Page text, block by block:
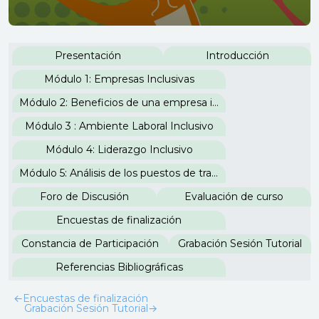
Perfilado de sección
Presentación
Introducción
Módulo 1: Empresas Inclusivas
Módulo 2: Beneficios de una empresa inclusiva
Módulo 3 : Ambiente Laboral Inclusivo
Módulo 4: Liderazgo Inclusivo
Módulo 5: Análisis de los puestos de trabajo
Foro de Discusión
Evaluación de curso
Encuestas de finalización
Constancia de Participación
Grabación Sesión Tutorial
Referencias Bibliográficas
←Encuestas de finalización
→
Grabación Sesión Tutorial